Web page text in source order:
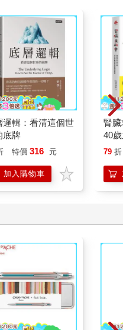
邏輯：看清這個世
底牌
特價 316 元
加入購物車
腎
40
就
79 折